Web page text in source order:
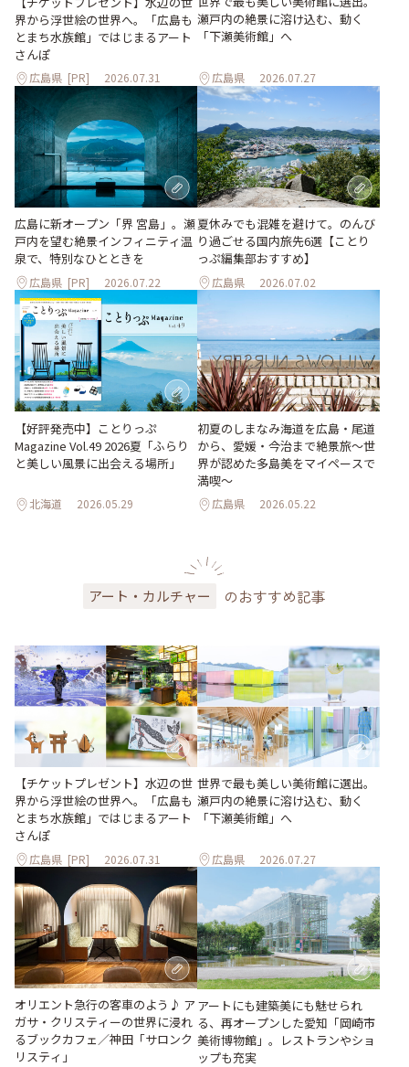
界から浮世絵の世界へ。「広島も
とまち水族館」ではじまるアート
さんぽ
広島県 [PR] 2026.07.31
瀬戸内の絶景に溶け込む、動く
「下瀬美術館」へ
広島県 2026.07.27
広島に新オープン「界 宮島」。瀬
戸内を望む絶景インフィニティ温
泉で、特別なひとときを
広島県 [PR] 2026.07.22
夏休みでも混雑を避けて。のんび
り過ごせる国内旅先6選【ことり
っぷ編集部おすすめ】
広島県 2026.07.02
【好評発売中】ことりっぷ
Magazine Vol.49 2026夏「ふらり
と美しい風景に出会える場所」
北海道 2026.05.29
初夏のしまなみ海道を広島・尾道
から、愛媛・今治まで絶景旅〜世
界が認めた多島美をマイペースで
満喫〜
広島県 2026.05.22
アート・カルチャー のおすすめ記事
【チケットプレゼント】水辺の世
界から浮世絵の世界へ。「広島も
とまち水族館」ではじまるアート
さんぽ
広島県 [PR] 2026.07.31
世界で最も美しい美術館に選出。
瀬戸内の絶景に溶け込む、動く
「下瀬美術館」へ
広島県 2026.07.27
オリエント急行の客車のよう♪ ア
ガサ・クリスティーの世界に浸れ
るブックカフェ／神田「サロンク
リスティ」
アートにも建築美にも魅せられ
る、再オープンした愛知「岡崎市
美術博物館」。レストランやショ
ップも充実